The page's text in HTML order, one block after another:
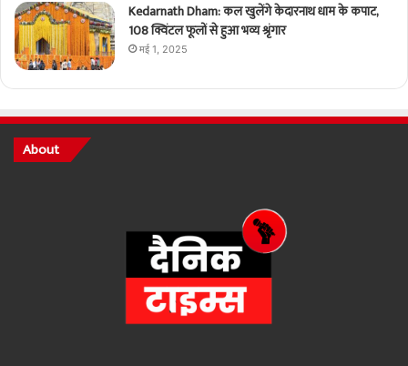
Kedarnath Dham: कल खुलेंगे केदारनाथ धाम के कपाट,
108 क्विंटल फूलों से हुआ भव्य श्रृंगार
मई 1, 2025
About